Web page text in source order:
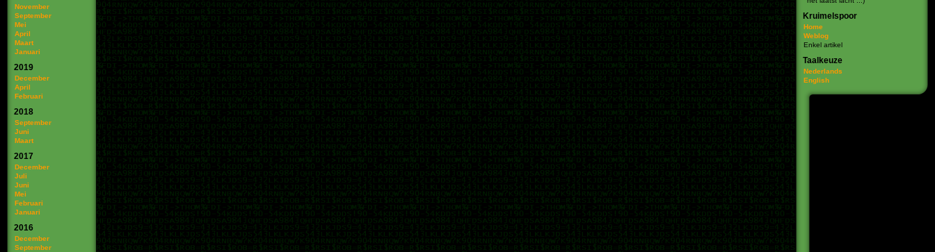
November
September
Mei
April
Maart
Januari
2019
December
April
Februari
2018
September
Juni
Maart
2017
December
Juli
Juni
Mei
Februari
Januari
2016
December
September
Kruimelspoor
Home
Weblog
Enkel artikel
Taalkeuze
Nederlands
English